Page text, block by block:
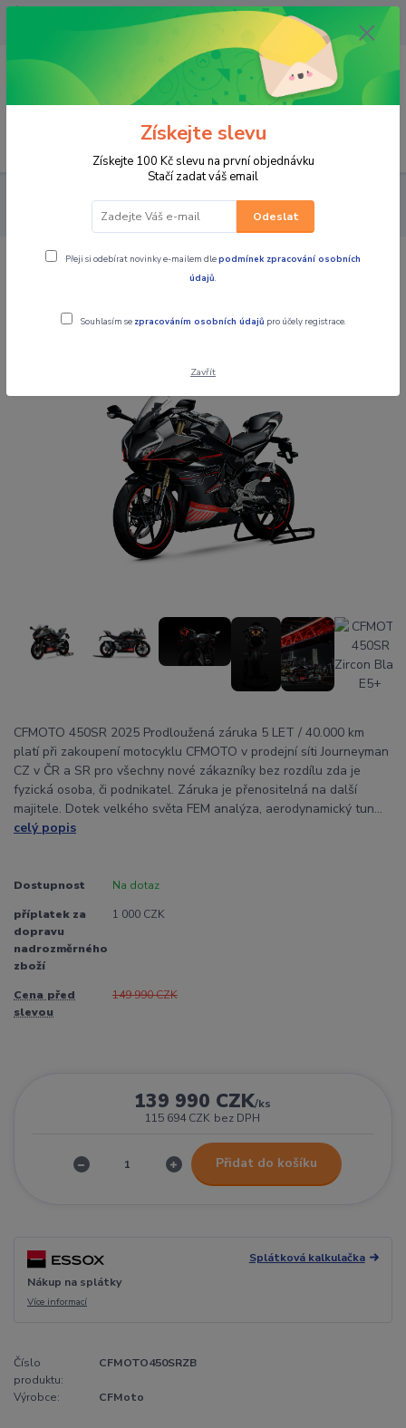
OPAVA 733537099/HLUČÍN
734541648/OLOMOUC 734593593
0,00 CZK
MOTOCYKLY CFMOTO Sport
CFMOTO 450SR Zircon
CFMOTO 450SR Zircon Black E5+
TOP produkt
CFMOTO 450SR 2025 Prodloužená záruka 5 LET / 40.000 km
platí při zakoupení motocyklu CFMOTO v prodejní síti Journeyman
CZ v ČR a SR pro všechny nové zákazníky bez rozdílu zda je
fyzická osoba, či podnikatel. Záruka je přenositelná na další
majitele. Dotek velkého světa FEM analýza, aerodynamický tun...
celý popis
Dostupnost Na dotaz
příplatek za
dopravu
nadrozměrného
zboží
1 000 CZK
Cena před
slevou
149 990 CZK
139 990 CZK/ks
115 694 CZK bez DPH
Přidat do košíku
Splátková kalkulačka
Nákup na splátky
Více informací
Číslo
produktu:
CFMOTO450SRZB
Výrobce: CFMoto
Získejte slevu
Získejte 100 Kč slevu na první objednávku
Stačí zadat váš email
Odeslat
Přeji si odebírat novinky e-mailem dlepodmínek zpracování osobních
údajů.
Souhlasím se zpracováním osobních údajů pro účely registrace.
Zavřít